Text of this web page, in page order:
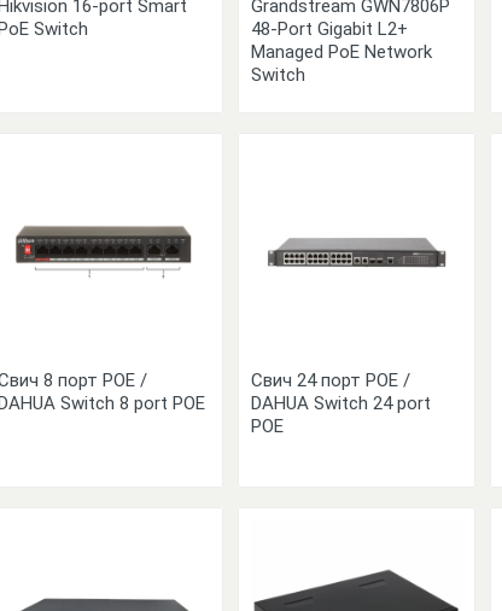
16-port Smart
Switch
Grandstream GWN7806P
48-Port Gigabit L2+
Managed PoE Network
Switch
8 порт POE /
Switch 8 port POE
Свич 24 порт POE /
DAHUA Switch 24 port
POE